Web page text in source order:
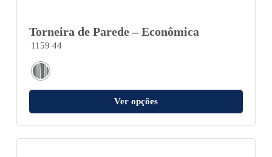
Torneira de Parede – Econômica
1159 44
Ver opções